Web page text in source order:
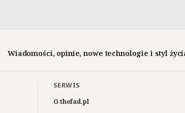
Wiadomości, opinie, nowe technologie i styl
SERWIS
O thefad.pl